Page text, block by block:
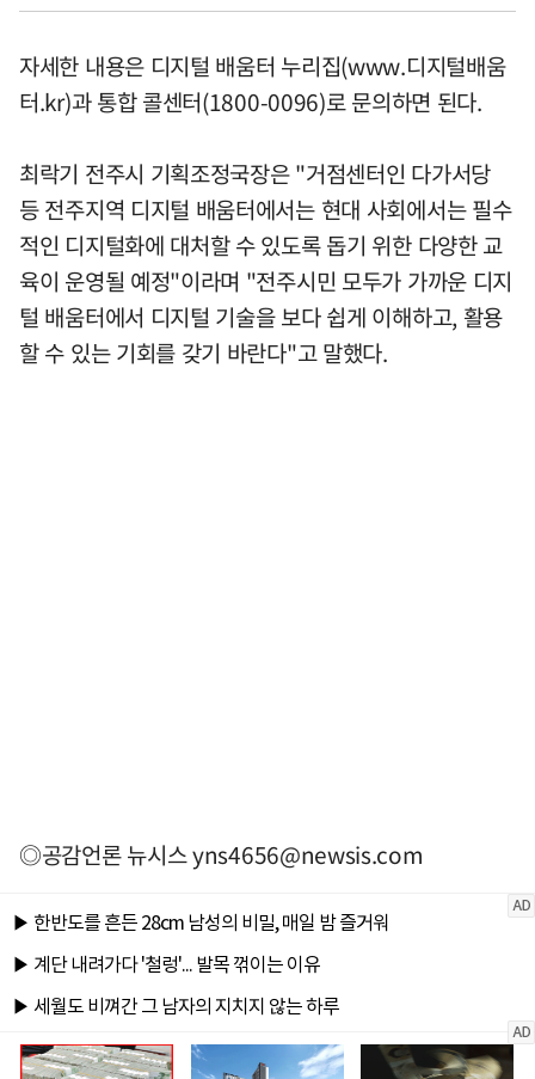
자세한 내용은 디지털 배움터 누리집(www.디지털배움
터.kr)과 통합 콜센터(1800-0096)로 문의하면 된다.
최락기 전주시 기획조정국장은 "거점센터인 다가서당
등 전주지역 디지털 배움터에서는 현대 사회에서는 필수
적인 디지털화에 대처할 수 있도록 돕기 위한 다양한 교
육이 운영될 예정"이라며 "전주시민 모두가 가까운 디지
털 배움터에서 디지털 기술을 보다 쉽게 이해하고, 활용
할 수 있는 기회를 갖기 바란다"고 말했다.
◎공감언론 뉴시스yns4656@newsis.com